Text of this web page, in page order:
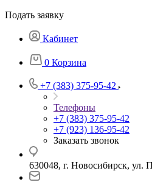
Подать заявку
Кабинет
0 Корзина
+7 (383) 375-95-42
Телефоны
+7 (383) 375-95-42
+7 (923) 136-95-42
Заказать звонок
630048, г. Новосибирск, ул.